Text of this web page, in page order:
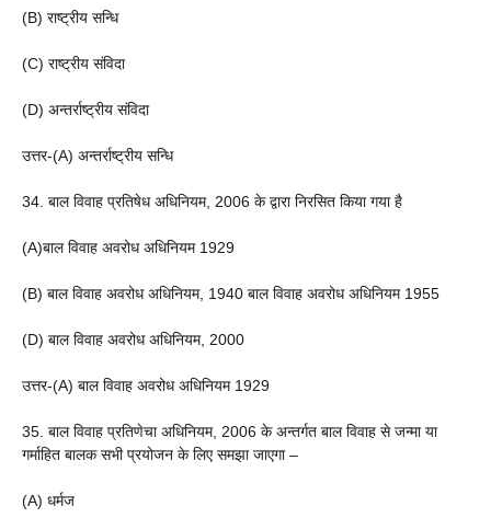
(B) राष्ट्रीय सन्धि
(C) राष्ट्रीय संविदा
(D) अन्तर्राष्ट्रीय संविदा
उत्तर-(A) अन्तर्राष्ट्रीय सन्धि
34. बाल विवाह प्रतिषेध अधिनियम, 2006 के द्वारा निरसित किया गया है
(A)बाल विवाह अवरोध अधिनियम 1929
(B) बाल विवाह अवरोध अधिनियम, 1940 बाल विवाह अवरोध अधिनियम 1955
(D) बाल विवाह अवरोध अधिनियम, 2000
उत्तर-(A) बाल विवाह अवरोध अधिनियम 1929
35. बाल विवाह प्रतिणेचा अधिनियम, 2006 के अन्तर्गत बाल विवाह से जन्मा या
गर्माहित बालक सभी प्रयोजन के लिए समझा जाएगा –
(A) धर्मज